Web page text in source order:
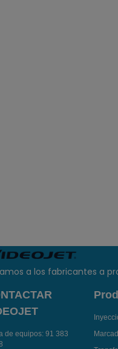
a los fabricantes a
de equipos: 91 383